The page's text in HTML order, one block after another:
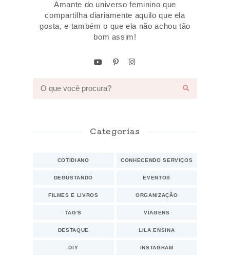
Amante do universo feminino que
compartilha diariamente aquilo que ela
gosta, e também o que ela não achou tão
bom assim!
Categorias
COTIDIANO CONHECENDO SERVIÇOS
DEGUSTANDO EVENTOS
FILMES E LIVROS ORGANIZAÇÃO
TAG'S VIAGENS
DESTAQUE LILA ENSINA
DIY INSTAGRAM